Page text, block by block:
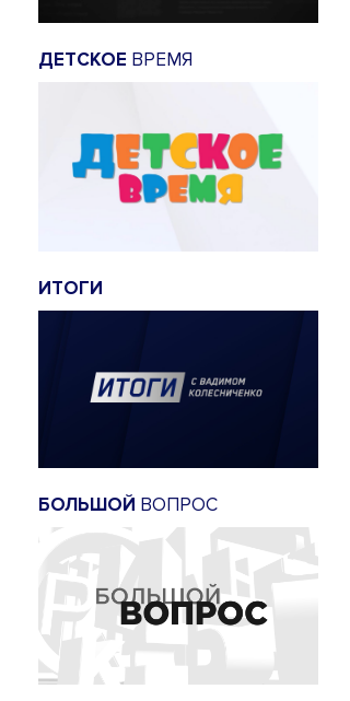
ДЕТСКОЕ ВРЕМЯ
ИТОГИ
БОЛЬШОЙ ВОПРОС